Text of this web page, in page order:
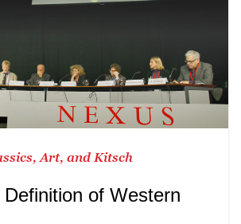
Art, and Kitsch
Definition of Western